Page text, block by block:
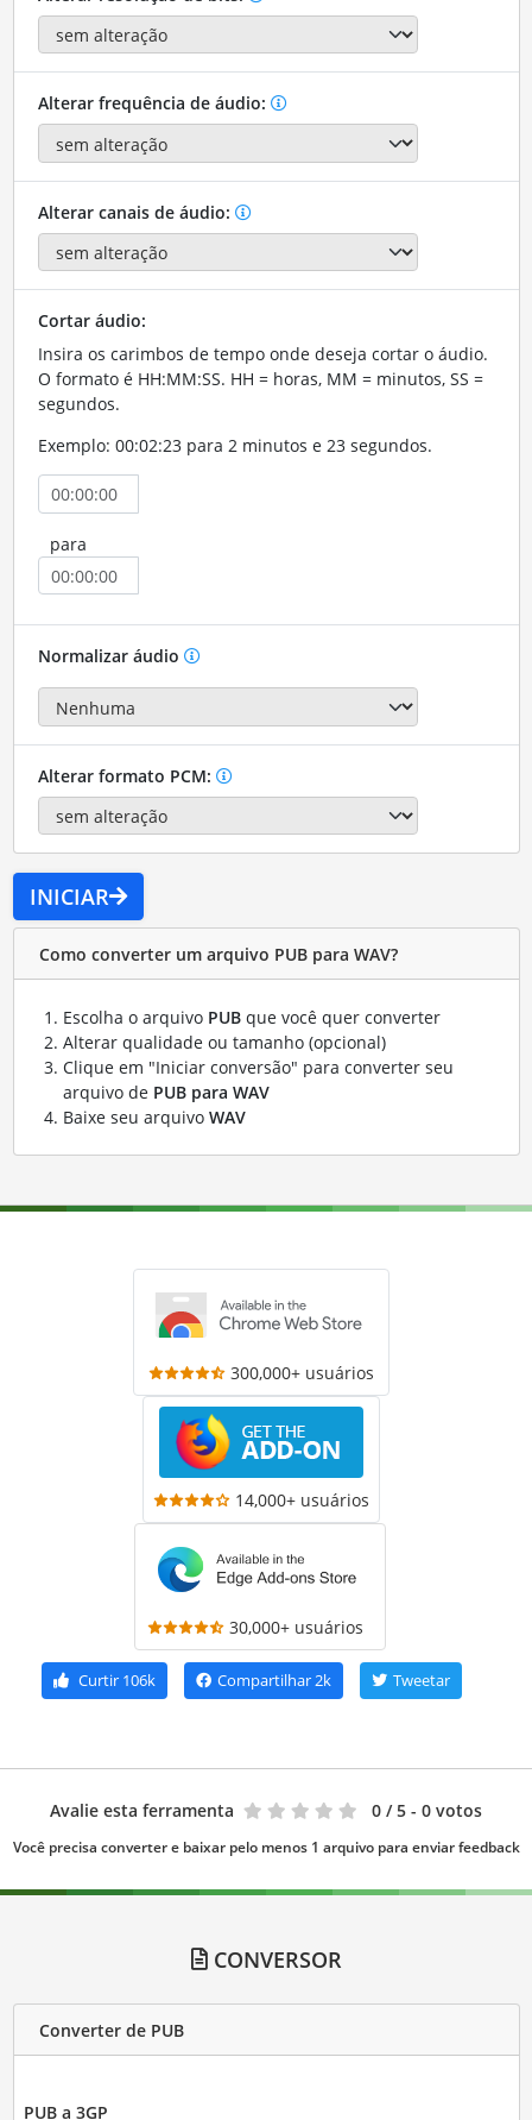
Alterar frequência de áudio:
Alterar canais de áudio:
Cortar áudio:
Insira os carimbos de tempo onde deseja cortar o áudio.
O formato é HH:MM:SS. HH = horas, MM = minutos, SS =
segundos.
Exemplo: 00:02:23 para 2 minutos e 23 segundos.
para
Normalizar áudio
Alterar formato PCM:
INICIAR
Como converter um arquivo PUB para WAV?
Escolha o arquivo PUBque você quer converter
Alterar qualidade ou tamanho (opcional)
Clique em "Iniciar conversão" para converter seu
arquivo de PUB para WAV
Baixe seu arquivo WAV
300,000+ usuários
14,000+ usuários
30,000+ usuários
Curtir 106k Compartilhar2k Tweetar
Avalie esta ferramenta 0 / 5 - 0 votos
Você precisa converter e baixar pelo menos 1 arquivo para enviar feedback
CONVERSOR
Converter de PUB
PUB a 3GP